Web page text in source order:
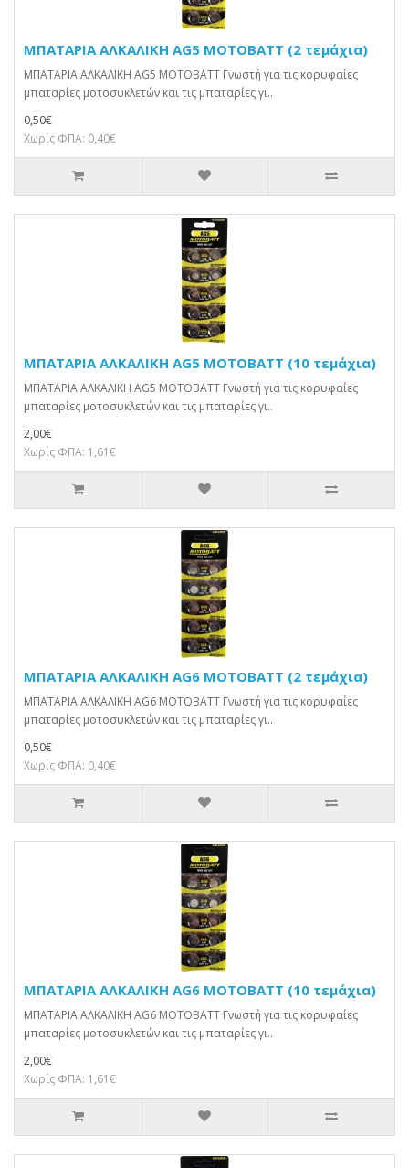
ΜΠΑΤΑΡΙΑ ΑΛΚΑΛΙΚΗ AG5 MOTOBATT (2 τεμάχια)
ΜΠΑΤΑΡΙΑ ΑΛΚΑΛΙΚΗ AG5 MOTOBATT Γνωστή για τις κορυφαίες
μπαταρίες μοτοσυκλετών και τις μπαταρίες γι..
0,50€
Χωρίς ΦΠΑ: 0,40€
ΜΠΑΤΑΡΙΑ ΑΛΚΑΛΙΚΗ AG5 MOTOBATT (10 τεμάχια)
ΜΠΑΤΑΡΙΑ ΑΛΚΑΛΙΚΗ AG5 MOTOBATT Γνωστή για τις κορυφαίες
μπαταρίες μοτοσυκλετών και τις μπαταρίες γι..
2,00€
Χωρίς ΦΠΑ: 1,61€
ΜΠΑΤΑΡΙΑ ΑΛΚΑΛΙΚΗ AG6 MOTOBATT (2 τεμάχια)
ΜΠΑΤΑΡΙΑ ΑΛΚΑΛΙΚΗ AG6 MOTOBATT Γνωστή για τις κορυφαίες
μπαταρίες μοτοσυκλετών και τις μπαταρίες γι..
0,50€
Χωρίς ΦΠΑ: 0,40€
ΜΠΑΤΑΡΙΑ ΑΛΚΑΛΙΚΗ AG6 MOTOBATT (10 τεμάχια)
ΜΠΑΤΑΡΙΑ ΑΛΚΑΛΙΚΗ AG6 MOTOBATT Γνωστή για τις κορυφαίες
μπαταρίες μοτοσυκλετών και τις μπαταρίες γι..
2,00€
Χωρίς ΦΠΑ: 1,61€